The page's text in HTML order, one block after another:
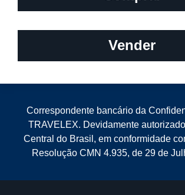
Vender
Correspondente bancário da
TRAVELEX. Devidamente
Central do Brasil, em conformidade
Resolução CMN 4.935, de 29 de